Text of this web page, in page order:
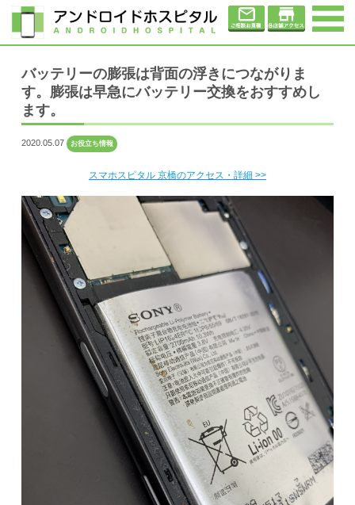
バッテリーの膨張は背面の浮きにつながりま
す。膨張は早急にバッテリー交換をおすすめし
ます。
2020.05.07 お役立ち情報
スマホスピタル 京橋のアクセス・詳細 >>